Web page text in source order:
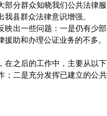
部分群众知晓我们公共法律
县群众法律意识增强。
映出一些问题：一是仍有少
助和办理公证业务的不多。
在之后的工作中，主要从以
；二是充分发挥已建立的公